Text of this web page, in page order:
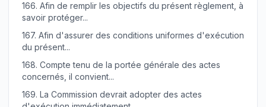
166. Afin de remplir les objectifs du présent règlement, à
savoir protéger...
167. Afin d'assurer des conditions uniformes d'exécution
du présent...
168. Compte tenu de la portée générale des actes
concernés, il convient...
169. La Commission devrait adopter des actes